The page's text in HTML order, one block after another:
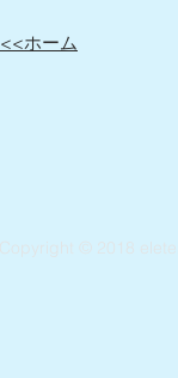
​<<ホーム
Copyright © 2018